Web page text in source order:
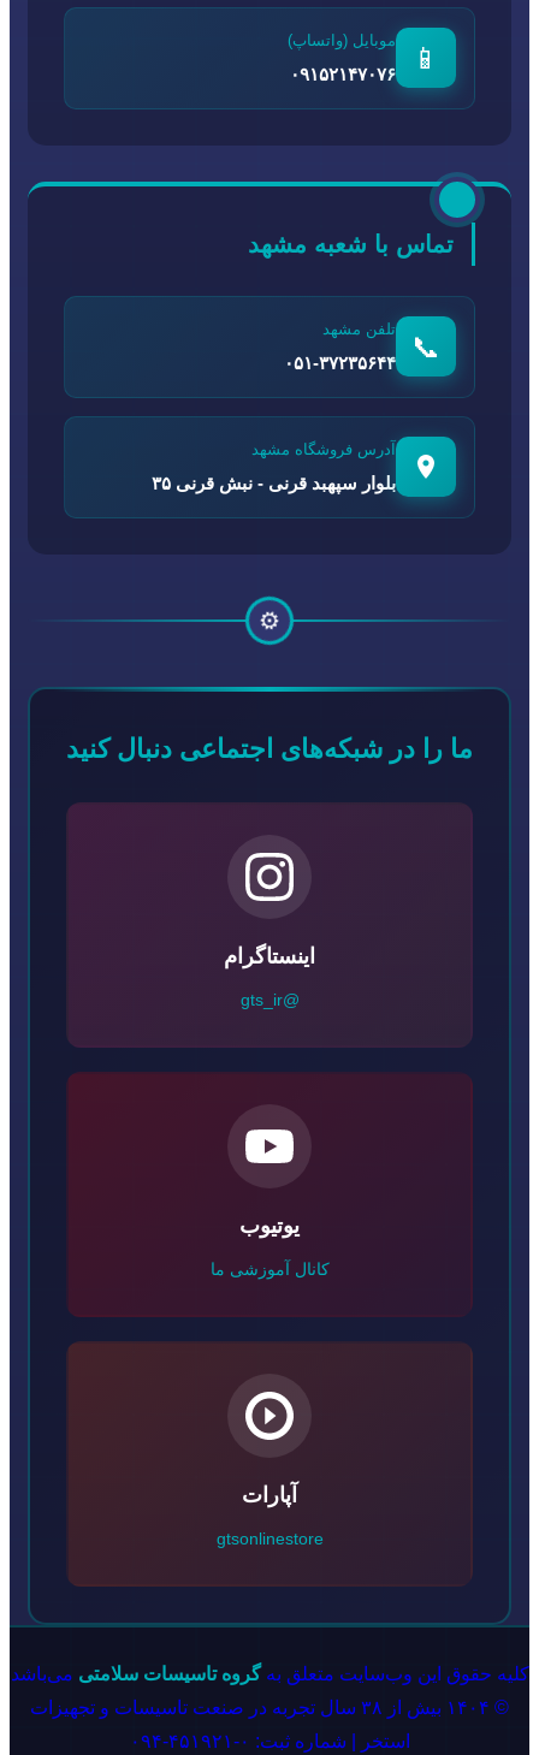
📱
موبایل (واتساپ)
۰۹۱۵۲۱۴۷۰۷۶
تماس با شعبه مشهد
📞
تلفن مشهد
۰۵۱-۳۷۲۳۵۶۴۴
آدرس فروشگاه مشهد
بلوار سپهبد قرنی - نبش قرنی ۳۵
⚙️
ما را در شبکه‌های اجتماعی دنبال کنید
اینستاگرام
@gts_ir
یوتیوب
کانال آموزشی ما
آپارات
gtsonlinestore
کلیه حقوق این وب‌سایت متعلق بهگروه تاسیسات سلامتی می‌باشد
© ۱۴۰۴ بیش از ۳۸ سال تجربه در صنعت تاسیسات و تجهیزات
استخر | شماره ثبت: ۰-۴۵۱۹۲۱-۰۹۴